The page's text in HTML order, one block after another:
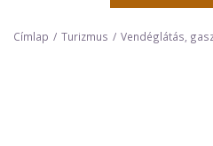
Címlap Turizmus Vendéglátás,